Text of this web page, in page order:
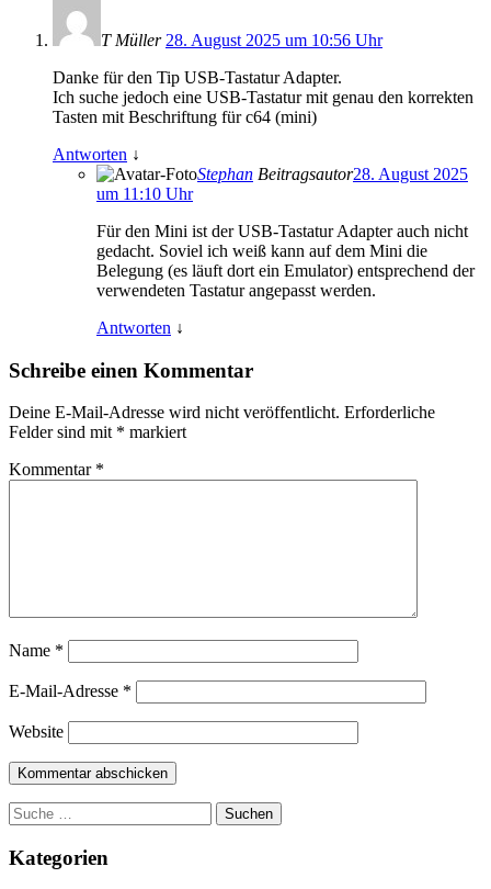
T Müller 28. August 2025 um 10:56 Uhr
Danke für den Tip USB-Tastatur Adapter.
Ich suche jedoch eine USB-Tastatur mit genau den korrekten
Tasten mit Beschriftung für c64 (mini)
Antworten ↓
Stephan Beitragsautor28. August 2025
um 11:10 Uhr
Für den Mini ist der USB-Tastatur Adapter auch nicht
gedacht. Soviel ich weiß kann auf dem Mini die
Belegung (es läuft dort ein Emulator) entsprechend der
verwendeten Tastatur angepasst werden.
Antworten ↓
Schreibe einen Kommentar
Deine E-Mail-Adresse wird nicht veröffentlicht. Erforderliche
Felder sind mit * markiert
Kommentar *
Name *
E-Mail-Adresse *
Website
Suchen
Kategorien